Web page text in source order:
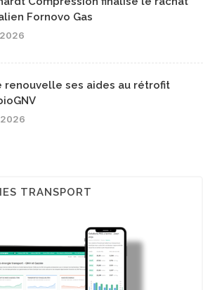
Fornovo Gas
renouvelle ses aides au rétrofit
TRANSPORT